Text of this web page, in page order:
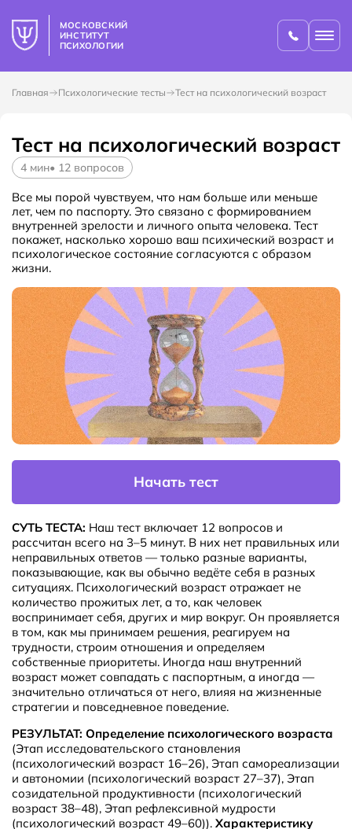
МОСКОВСКИЙ
ИНСТИТУТ
ПСИХОЛОГИИ
Главная Психологические тесты Тест на психологический возраст
Тест на психологический возраст
4 мин• 12 вопросов
Все мы порой чувствуем, что нам больше или меньше
лет, чем по паспорту. Это связано с формированием
внутренней зрелости и личного опыта человека. Тест
покажет, насколько хорошо ваш психический возраст и
психологическое состояние согласуются с образом
жизни.
Начать тест
СУТЬ ТЕСТА: Наш тест включает 12 вопросов и
рассчитан всего на 3–5 минут. В них нет правильных или
неправильных ответов — только разные варианты,
показывающие, как вы обычно ведёте себя в разных
ситуациях. Психологический возраст отражает не
количество прожитых лет, а то, как человек
воспринимает себя, других и мир вокруг. Он проявляется
в том, как мы принимаем решения, реагируем на
трудности, строим отношения и определяем
собственные приоритеты. Иногда наш внутренний
возраст может совпадать с паспортным, а иногда —
значительно отличаться от него, влияя на жизненные
стратегии и повседневное поведение.
РЕЗУЛЬТАТ: Определение психологического возраста
(Этап исследовательского становления
(психологический возраст 16–26), Этап самореализации
и автономии (психологический возраст 27–37), Этап
созидательной продуктивности (психологический
возраст 38–48), Этап рефлексивной мудрости
(психологический возраст 49–60)). Характеристику